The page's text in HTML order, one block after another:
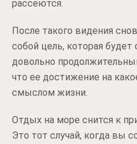
рассеются.
После такого видения
собой цель, которая
довольно
что ее достижение на
смыслом жизни.
Отдых на море снится к
Это тот случай, когда вы